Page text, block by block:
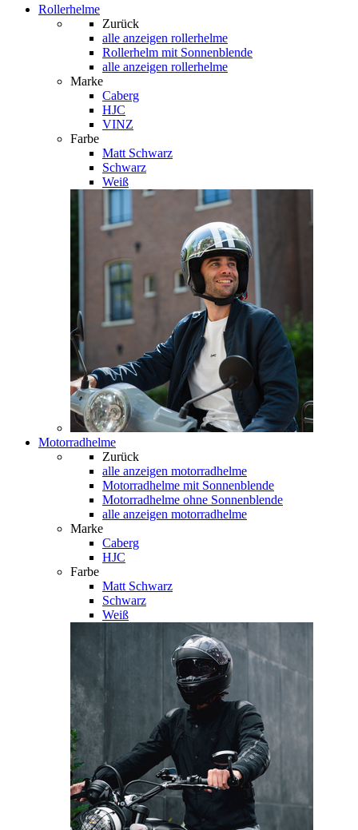
Rollerhelme
Zurück
alle anzeigen rollerhelme
Rollerhelm mit Sonnenblende
alle anzeigen rollerhelme
Marke
Caberg
HJC
VINZ
Farbe
Matt Schwarz
Schwarz
Weiß
Motorradhelme
Zurück
alle anzeigen motorradhelme
Motorradhelme mit Sonnenblende
Motorradhelme ohne Sonnenblende
alle anzeigen motorradhelme
Marke
Caberg
HJC
Farbe
Matt Schwarz
Schwarz
Weiß